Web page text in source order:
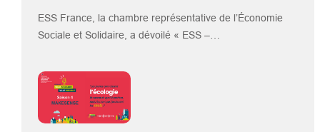
ESS France, la chambre représentative de l’Économie
Sociale et Solidaire, a dévoilé « ESS –…